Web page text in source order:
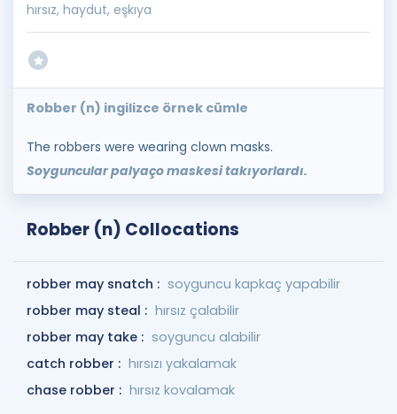
hırsız, haydut, eşkıya
Robber (n) ingilizce örnek cümle
The robbers were wearing clown masks.
Soyguncular palyaço maskesi takıyorlardı.
Robber (n) Collocations
robber may snatch : soyguncu kapkaç yapabilir
robber may steal : hırsız çalabilir
robber may take : soyguncu alabilir
catch robber : hırsızı yakalamak
chase robber : hırsız kovalamak